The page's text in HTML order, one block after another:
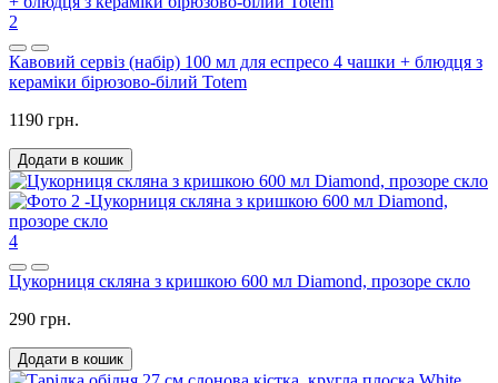
2
Кавовий сервіз (набір) 100 мл для еспресо 4 чашки + блюдця з
кераміки бірюзово-білий Totem
1190 грн.
Додати в кошик
4
Цукорниця скляна з кришкою 600 мл Diamond, прозоре скло
290 грн.
Додати в кошик